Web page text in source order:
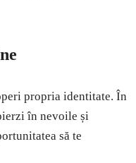
propria identitate. În
în nevoile și
să te